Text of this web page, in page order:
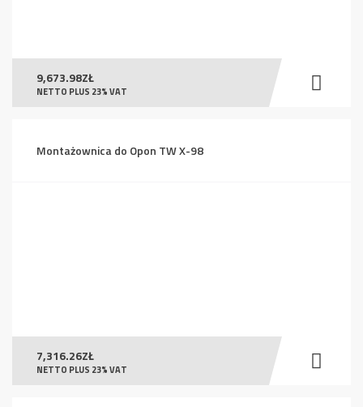
9,673.98ZŁ
NETTO PLUS 23% VAT
Montażownica do Opon TW X-98
7,316.26ZŁ
NETTO PLUS 23% VAT